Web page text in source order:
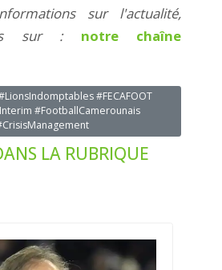
sur l'actualité,
sur : notre chaîne
#FECAFOOT
#FootballCamerounais
LA RUBRIQUE